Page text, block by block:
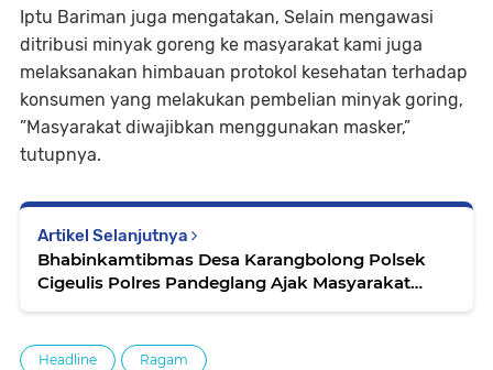
Iptu Bariman juga mengatakan, Selain mengawasi
ditribusi minyak goreng ke masyarakat kami juga
melaksanakan himbauan protokol kesehatan terhadap
konsumen yang melakukan pembelian minyak goring,
”Masyarakat diwajibkan menggunakan masker,”
tutupnya.
Artikel Selanjutnya
Bhabinkamtibmas Desa Karangbolong Polsek
Cigeulis Polres Pandeglang Ajak Masyarakat
Headline Ragam